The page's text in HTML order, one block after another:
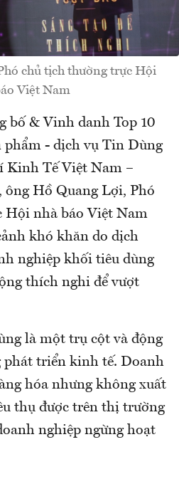
chủ tịch thường trực Hội
Việt Nam
bố & Vinh danh Top 10
phẩm - dịch vụ Tin Dùng
Kinh Tế Việt Nam –
ông Hồ Quang Lợi, Phó
Hội nhà báo Việt Nam
khó khăn do dịch
nghiệp khối tiêu dùng
thích nghi để vượt
là một trụ cột và động
phát triển kinh tế. Doanh
hóa nhưng không xuất
thụ được trên thị trường
nghiệp ngừng hoạt